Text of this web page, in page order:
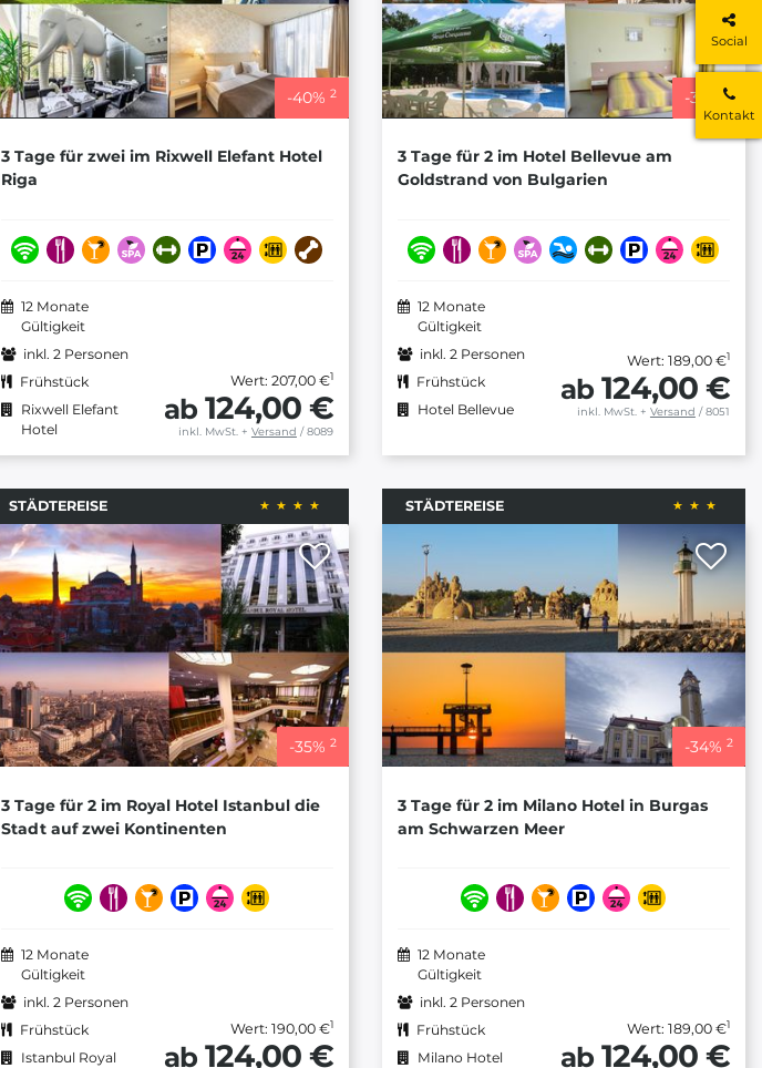
Social
Kontakt
-40% 2
3 Tage für zwei im Rixwell Elefant Hotel
Riga
12 Monate
Gültigkeit
inkl. 2 Personen
Frühstück
Rixwell Elefant
Hotel
Wert: 207,00 €1
ab 124,00 €
inkl. MwSt. + Versand / 8089
-34 %2
3 Tage für 2 im Hotel Bellevue am
Goldstrand von Bulgarien
12 Monate
Gültigkeit
inkl. 2 Personen
Frühstück
Hotel Bellevue
Wert: 189,00 €1
ab 124,00 €
inkl. MwSt. + Versand / 8051
STÄDTEREISE
-35% 2
3 Tage für 2 im Royal Hotel Istanbul die
Stadt auf zwei Kontinenten
12 Monate
Gültigkeit
inkl. 2 Personen
Frühstück
Istanbul Royal
Wert: 190,00 €1
ab 124,00 €
STÄDTEREISE
-34% 2
3 Tage für 2 im Milano Hotel in Burgas
am Schwarzen Meer
12 Monate
Gültigkeit
inkl. 2 Personen
Frühstück
Milano Hotel
Wert: 189,00 €1
ab 124,00 €